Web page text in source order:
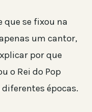
se fixou na
um cantor,
por que
o Rei do Pop
épocas.